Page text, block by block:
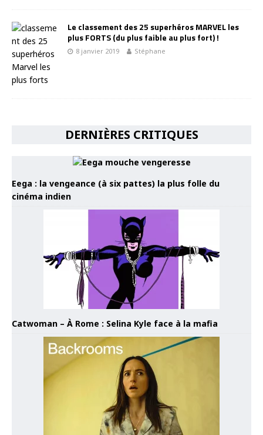
Le classement des 25 superhéros MARVEL les
plus FORTS (du plus faible au plus fort) !
8 janvier 2019 Stéphane
DERNIÈRES CRITIQUES
Eega : la vengeance (à six pattes) la plus folle du
cinéma indien
Catwoman – À Rome : Selina Kyle face à la mafia